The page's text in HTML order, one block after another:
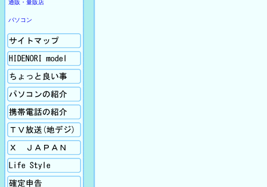
通販・量販店
パソコン
サイトマップ
Hidenori model
ちょっと良い事
パソコンの紹介
携帯電話
TV放送
X Japan
生活向上
確定申告